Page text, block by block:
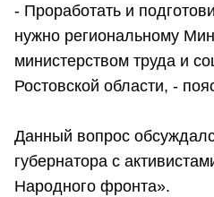
- Проработать и
нужно региональному
министерством труда и
Ростовской области, -
Данный вопрос
губернатора с
Народного фронта».